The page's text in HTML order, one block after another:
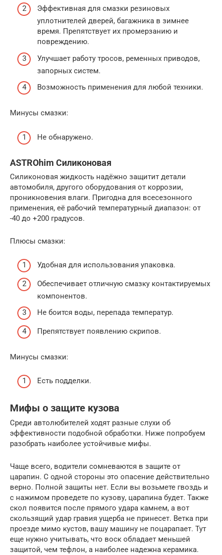
Эффективная для смазки резиновых
уплотнителей дверей, багажника в зимнее
время. Препятствует их промерзанию и
повреждению.
Улучшает работу тросов, ременных приводов,
запорных систем.
Возможность применения для любой техники.
Минусы смазки:
Не обнаружено.
ASTROhim Силиконовая
Силиконовая жидкость надёжно защитит детали
автомобиля, другого оборудования от коррозии,
проникновения влаги. Пригодна для всесезонного
применения, её рабочий температурный диапазон: от
-40 до +200 градусов.
Плюсы смазки:
Удобная для использования упаковка.
Обеспечивает отличную смазку контактируемых
компонентов.
Не боится воды, перепада температур.
Препятствует появлению скрипов.
Минусы смазки:
Есть подделки.
Мифы о защите кузова
Среди автолюбителей ходят разные слухи об
эффективности подобной обработки. Ниже попробуем
разобрать наиболее устойчивые мифы.
Чаще всего, водители сомневаются в защите от
царапин. С одной стороны это опасение действительно
верно. Полной защиты нет. Если вы возьмете гвоздь и
с нажимом проведете по кузову, царапина будет. Также
скол появится после прямого удара камнем, а вот
скользящий удар гравия ущерба не принесет. Ветка при
проезде мимо кустов, вашу машину не поцарапает. Тут
еще нужно учитывать, что воск обладает меньшей
защитой, чем тефлон, а наиболее надежна керамика.